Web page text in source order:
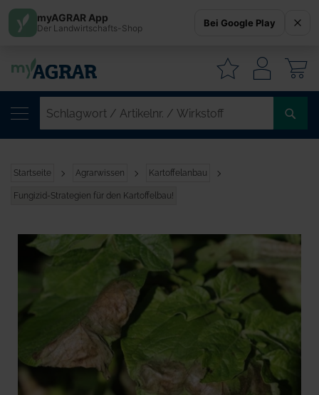
Startseite Agrarwissen Kartoffelanbau
Fungizid-Strategien für den Kartoffelbau!
myAGRAR App
Der Landwirtschafts-Shop Bei Google Play